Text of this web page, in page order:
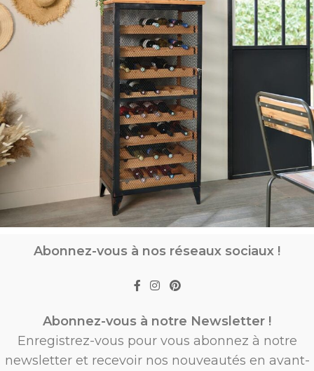
Abonnez-vous à nos réseaux sociaux !
Abonnez-vous à notre Newsletter !
Enregistrez-vous pour vous abonnez à notre
newsletter et recevoir nos nouveautés en avant-